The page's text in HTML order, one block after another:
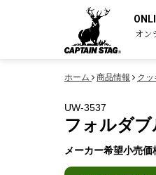
オン
ホーム 商品情報 ク
UW-3537
フォルダ
メーカー希望小売